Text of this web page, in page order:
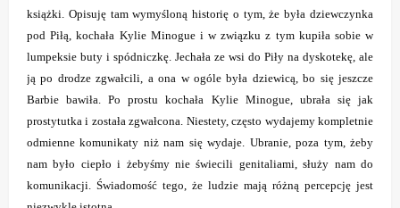
książki. Opisuję tam wymyśloną historię o tym, że była dziewczynka
pod Piłą, kochała Kylie Minogue i w związku z tym kupiła sobie w
lumpeksie buty i spódniczkę. Jechała ze wsi do Piły na dyskotekę, ale
ją po drodze zgwałcili, a ona w ogóle była dziewicą, bo się jeszcze
Barbie bawiła. Po prostu kochała Kylie Minogue, ubrała się jak
prostytutka i została zgwałcona. Niestety, często wydajemy kompletnie
odmienne komunikaty niż nam się wydaje. Ubranie, poza tym, żeby
nam było ciepło i żebyśmy nie świecili genitaliami, służy nam do
komunikacji. Świadomość tego, że ludzie mają różną percepcję jest